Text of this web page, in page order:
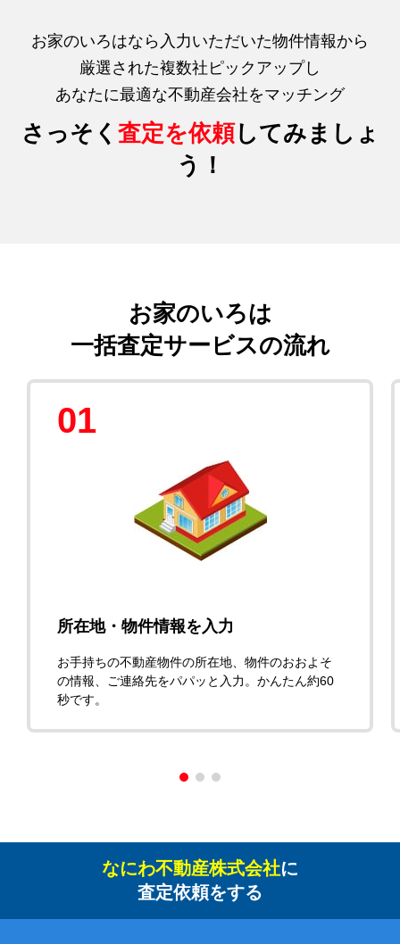
お家のいろはなら入力いただいた物件情報から
厳選された複数社ピックアップし
あなたに最適な不動産会社をマッチング
さっそく 査定を依頼してみましょ
う！
お家のいろは
一括査定サービスの流れ
01
所在地・物件情報を入力
お手持ちの不動産物件の所在地、物件のおおよそ
の情報、ご連絡先をパパッと入力。かんたん約60
秒です。
なにわ不動産株式会社に
査定依頼をする